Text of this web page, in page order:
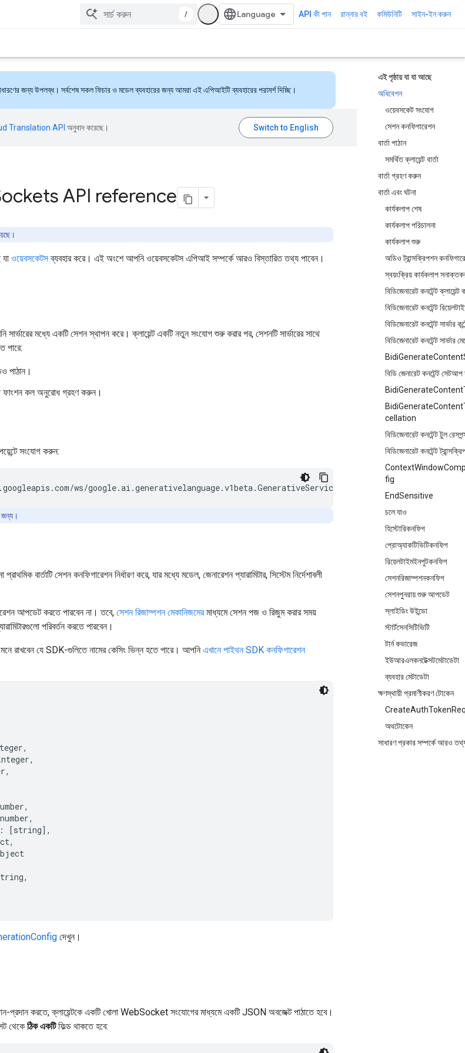
/ API কী পান রান্নার বই কমিউনিটি সাইন-ইন করুন
এই পৃষ্ঠায় যা যা আছে
অধিবেশন
ওয়েবসকেট সংযোগ
সেশন কনফিগারেশন
বার্তা পাঠান
সমর্থিত ক্লায়েন্ট বার্তা
বার্তা গ্রহণ করুন
বার্তা এবং ঘটনা
কার্যকলাপ শেষ
কার্যকলাপ পরিচালনা
কার্যকলাপ শুরু
অডিও ট্রান্সক্রিপশন
স্বয়ংক্রিয় কার্যকলাপ
বিডিজেনারেট কনটেন্ট ক্লায়েন্ট
বিডিজেনারেট কনটেন্ট
বিডিজেনারেট কনটেন্ট সার্ভার
বিডিজেনারেট কনটেন্ট সার্ভার
বিডি জেনারেট কনটেন্ট সেটআপ
cellation
বিডিজেনারেট কনটেন্ট টুল
বিডিজেনারেট কনটেন্ট
fig
EndSensitive
চলে যাও
হিস্টোরিকনফিগ
প্রোঅ্যাকটিভিটিকনফিগ
রিয়েলটাইমইনপুটকনফিগ
সেশনরিজাম্পশনকনফিগ
সেশনপুনরায় শুরু আপডেট
স্লাইডিং উইন্ডো
স্টার্টসেনসিটিভিটি
টার্ন কভারেজ
ইউআরএলকনটেক্সটমেটাডেটা
ব্যবহার মেটাডেটা
ক্ষণস্থায়ী প্রমাণীকরণ টোকেন
অথটোকেন
সাধারণ প্রকার সম্পর্কে আরও
জন্য উপলব্ধ। সর্বশেষ সকল ফিচার ও মডেল ব্যবহারের জন্য আমরা এই এপিআইটি ব্যবহারের পরামর্শ দিচ্ছি।
Translation API অনুবাদ করেছে।
API reference
ওয়েবসকেটসব্যবহার করে। এই অংশে আপনি ওয়েবসকেটস এপিআই সম্পর্কে আরও বিস্তারিত তথ্য পাবেন।
সার্ভারের মধ্যে একটি সেশন স্থাপন করে। ক্লায়েন্ট একটি নতুন সংযোগ শুরু করার পর, সেশনটি সার্ভারের সাথে
পারে:
পাঠান।
ফাংশন কল অনুরোধ গ্রহণ করুন।
সংযোগ করুন:
জন্য।
বার্তাটি সেশন কনফিগারেশন নির্ধারণ করে, যার মধ্যে মডেল, জেনারেশন প্যারামিটার, সিস্টেম নির্দেশাবলী
আপডেট করতে পারবেন না। তবে, সেশন রিজাম্পশন মেকানিজমেরমাধ্যমে সেশন পজ ও রিজুম করার সময়
পরিবর্তন করতে পারবেন।
রাখবেন যে SDK-গুলিতে নামের কেসিং ভিন্ন হতে পারে। আপনি এখানে পাইথন SDK কনফিগারেশন
,
,
,
,
number,
: [string],
,
,
দেখুন।
প্রদান করতে, ক্লায়েন্টকে একটি খোলা WebSocket সংযোগের মাধ্যমে একটি JSON অবজেক্ট পাঠাতে হবে।
থেকে ঠিক একটিফিল্ড থাকতে হবে: